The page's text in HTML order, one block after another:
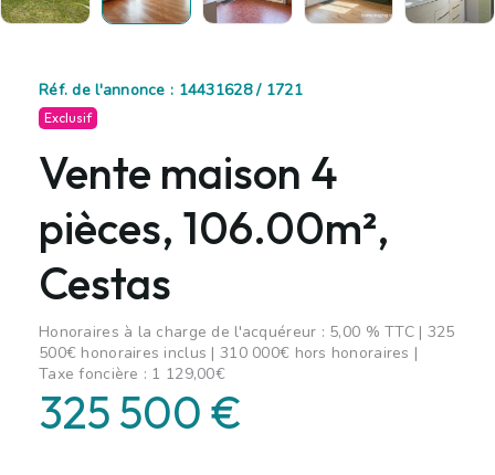
Réf. de l'annonce : 14431628 / 1721
Exclusif
Vente maison 4
pièces, 106.00m²,
Cestas
Honoraires à la charge de l'acquéreur : 5,00 % TTC | 325
500€ honoraires inclus | 310 000€ hors honoraires |
Taxe foncière : 1 129,00€
325 500 €